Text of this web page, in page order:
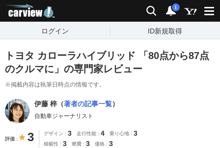
検索 通知
i
ログイン ID新規取得
トヨタ カローラハイブリッド 「80点から87点
のクルマに」の専門家レビュー
※掲載内容は執筆日時点の情報です。
伊藤 梓（著者の記事一覧）
自動車ジャーナリスト
評価 3 デザイン 3 走行性能 4 乗り心地 3
積載性 3 燃費 3 価格 3